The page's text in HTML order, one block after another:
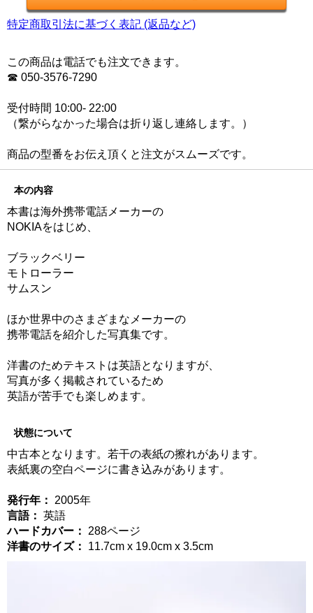
特定商取引法に基づく表記 (返品など)
この商品は電話でも注文できます。
☎ 050-3576-7290
受付時間 10:00- 22:00
（繋がらなかった場合は折り返し連絡します。）
商品の型番をお伝え頂くと注文がスムーズです。
本の内容
本書は海外携帯電話メーカーの
NOKIAをはじめ、
ブラックベリー
モトローラー
サムスン
ほか世界中のさまざまなメーカーの
携帯電話を紹介した写真集です。
洋書のためテキストは英語となりますが、
写真が多く掲載されているため
英語が苦手でも楽しめます。
状態について
中古本となります。若干の表紙の擦れがあります。
表紙裏の空白ページに書き込みがあります。
発行年：
2005年
言語： 英語
ハードカバー：
288ページ
洋書のサイズ：
11.7cm x 19.0cm x 3.5cm